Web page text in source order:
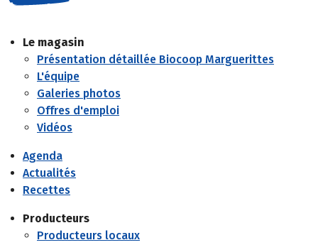
Le magasin
Présentation détaillée Biocoop Marguerittes
L'équipe
Galeries photos
Offres d'emploi
Vidéos
Agenda
Actualités
Recettes
Producteurs
Producteurs locaux